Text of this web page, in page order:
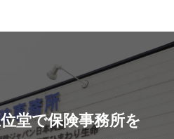
堂で保険事務所を